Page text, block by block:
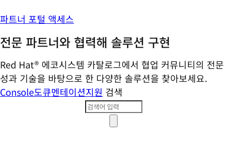
파트너 포털 액세스
전문 파트너와 협력해 솔루션 구현
Red Hat® 에코시스템 카탈로그에서 협업 커뮤니티의 전문
성과 기술을 바탕으로 한 다양한 솔루션을 찾아보세요.
Console도큐멘테이션지원 검색